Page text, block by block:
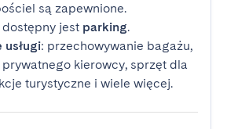
są zapewnione.
jest parking.
usługi: przechowywanie bagażu,
kierowcy, sprzęt dla
turystyczne i wiele więcej.